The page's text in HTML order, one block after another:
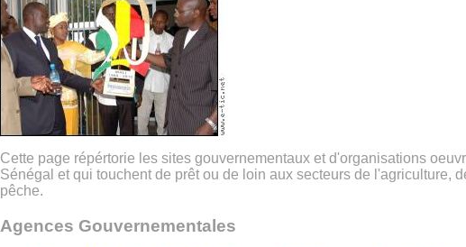
Cette page répértorie les sites gouvernementaux et d'organisations
Sénégal et qui touchent de prêt ou de loin aux secteurs de l'agriculture,
pêche.
Agences Gouvernementales